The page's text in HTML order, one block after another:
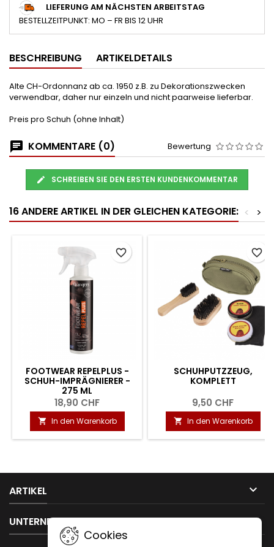
LIEFERUNG AM NÄCHSTEN ARBEITSTAG
BESTELLZEITPUNKT: MO – FR BIS 12 UHR
BESCHREIBUNG ARTIKELDETAILS
Alte CH-Ordonnanz ab ca. 1950 z.B. zu Dekorationszwecken
verwendbar, daher nur einzeln und nicht paarweise lieferbar.
Preis pro Schuh (ohne Inhalt)
KOMMENTARE (0) Bewertung
SCHREIBEN SIE DEN ERSTEN KUNDENKOMMENTAR
16 ANDERE ARTIKEL IN DER GLEICHEN KATEGORIE: >
<
FOOTWEAR REPELPLUS -
SCHUH-IMPRÄGNIERER -
275 ML
18,90 CHF
 In den Warenkorb
favorite_border
SCHUHPUTZZEUG,
KOMPLETT
9,50 CHF
 In den Warenkorb
favorite_border
ARTIKEL 
UNTERNEHMEN 
Cookies